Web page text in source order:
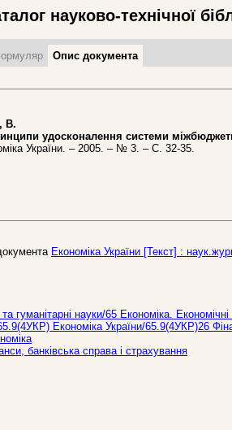
науково-технічної
Опис документа
В.
удосконалення системи
України. – 2005. – № 3. – С. 32-35.
Економіка України [Текст] :
гуманітарні науки/65 Економіка.
Економіка України/65.9(4УКР)26
банківська справа і страхування